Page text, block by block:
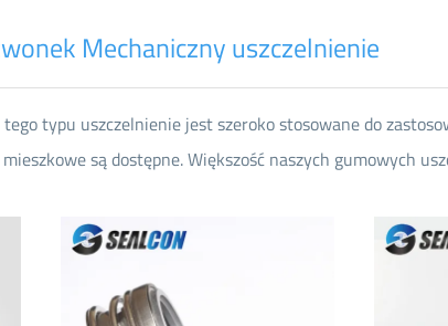
Mechaniczny uszczelnienie
typu uszczelnienie jest szeroko stosowane do
są dostępne. Większość naszych gumowych